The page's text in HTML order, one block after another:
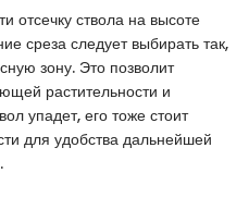
отсечку ствола на высоте
среза следует выбирать так,
зону. Это позволит
растительности и
упадет, его тоже стоит
для удобства дальнейшей